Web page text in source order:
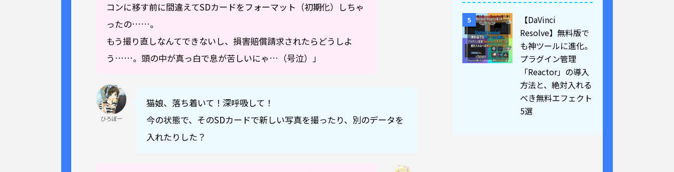
コンに移す前に間違えてSDカードをフォーマット（初期化）しちゃ
ったの……。
もう撮り直しなんてできないし、損害賠償請求されたらどうしよ
う……。頭の中が真っ白で息が苦しいにゃ…（号泣）」
ひろぼー
猫娘、落ち着いて！深呼吸して！
今の状態で、そのSDカードで新しい写真を撮ったり、別のデータを
入れたりした？
5
【DaVinci
Resolve】無料版で
も神ツールに進化。
プラグイン管理
「Reactor」の導入
方法と、絶対入れる
べき無料エフェクト
5選